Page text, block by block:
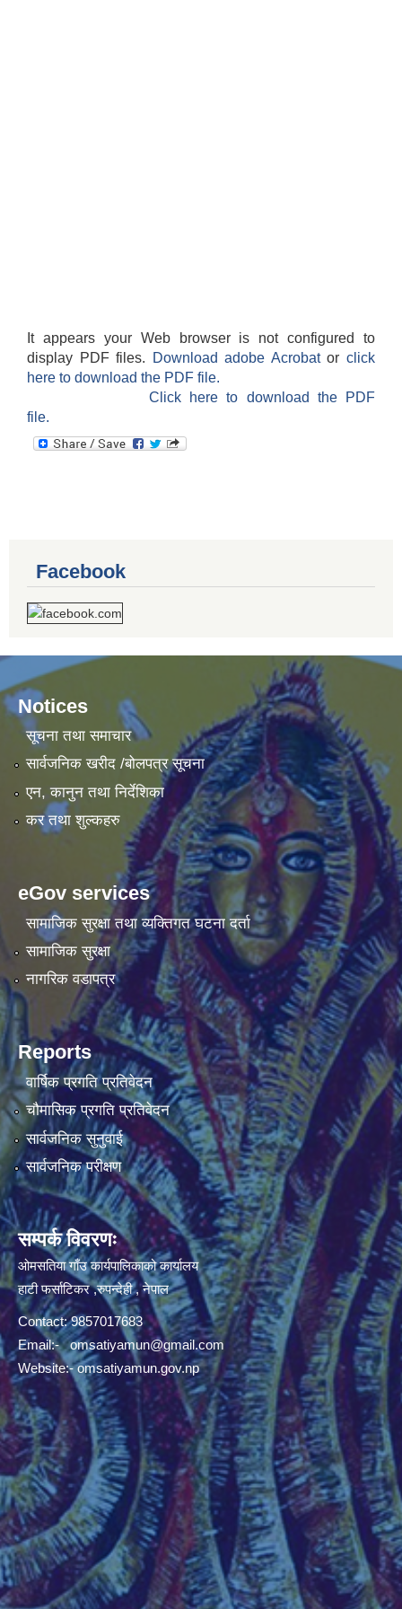
It appears your Web browser is not configured to
display PDF files.
Download adobe Acrobatorclick
here to download the PDF file.
Click here to download the PDF
file.
Facebook
Notices
सूचना तथा समाचार
सार्वजनिक खरीद /बोलपत्र सूचना
एन, कानुन तथा निर्देशिका
कर तथा शुल्कहरु
eGov services
सामाजिक सुरक्षा तथा व्यक्तिगत घटना दर्ता
सामाजिक सुरक्षा
नागरिक वडापत्र
Reports
वार्षिक प्रगति प्रतिवेदन
चौमासिक प्रगति प्रतिवेदन
सार्वजनिक सुनुवाई
सार्वजनिक परीक्षण
सम्पर्क विवरणः
ओमसतिया गाँउ कार्यपालिकाको कार्यालय
हाटी फर्साटिकर ,रुपन्देही , नेपाल
Contact: 9857017683
Email:-omsatiyamun@gmail.com
Website:- omsatiyamun.gov.np